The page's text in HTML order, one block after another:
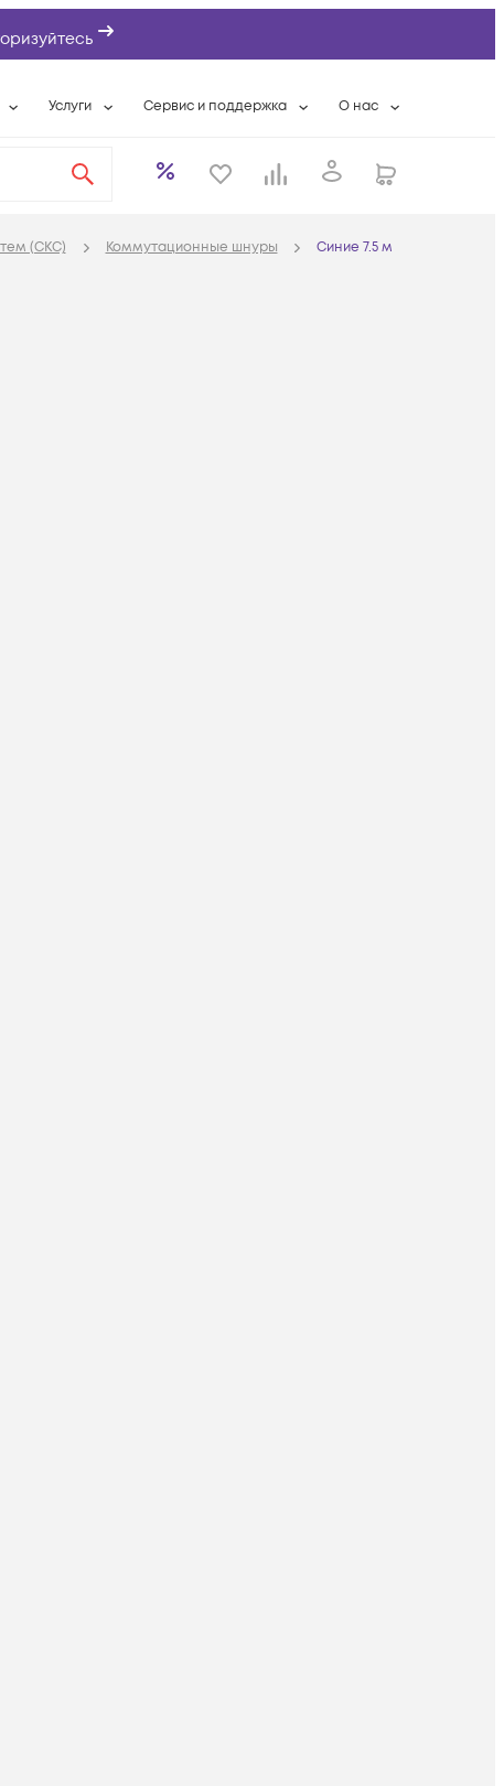
Услуги
Расширенная гарантия
Сервис и поддержка
Разовые выездные работы
Сервисный центр
О нас
Контактная
(СКС) Коммутационные шнуры Синие 7.5 м